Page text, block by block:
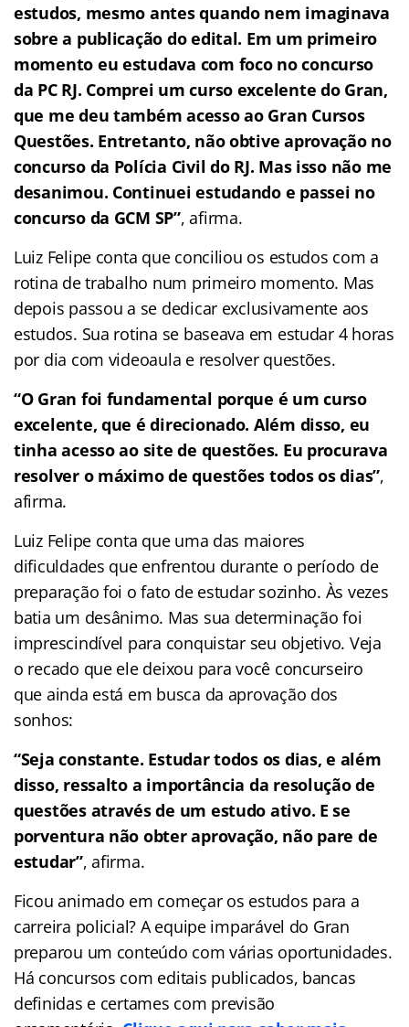
estudos, mesmo antes quando nem imaginava
sobre a publicação do edital. Em um primeiro
momento eu estudava com foco no concurso
da PC RJ. Comprei um curso excelente do Gran,
que me deu também acesso ao Gran Cursos
Questões. Entretanto, não obtive aprovação no
concurso da Polícia Civil do RJ. Mas isso não me
desanimou. Continuei estudando e passei no
concurso da GCM SP”, afirma.
Luiz Felipe conta que conciliou os estudos com a
rotina de trabalho num primeiro momento. Mas
depois passou a se dedicar exclusivamente aos
estudos. Sua rotina se baseava em estudar 4 horas
por dia com videoaula e resolver questões.
“O Gran foi fundamental porque é um curso
excelente, que é direcionado. Além disso, eu
tinha acesso ao site de questões. Eu procurava
resolver o máximo de questões todos os dias”,
afirma.
Luiz Felipe conta que uma das maiores
dificuldades que enfrentou durante o período de
preparação foi o fato de estudar sozinho. Às vezes
batia um desânimo. Mas sua determinação foi
imprescindível para conquistar seu objetivo. Veja
o recado que ele deixou para você concurseiro
que ainda está em busca da aprovação dos
sonhos:
“Seja constante. Estudar todos os dias, e além
disso, ressalto a importância da resolução de
questões através de um estudo ativo. E se
porventura não obter aprovação, não pare de
estudar”, afirma.
Ficou animado em começar os estudos para a
carreira policial? A equipe imparável do Gran
preparou um conteúdo com várias oportunidades.
Há concursos com editais publicados, bancas
definidas e certames com previsão